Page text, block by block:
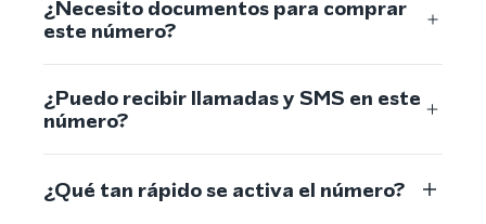
¿Necesito documentos para comprar
este número?
¿Puedo recibir llamadas y SMS en este
número?
¿Qué tan rápido se activa el número?